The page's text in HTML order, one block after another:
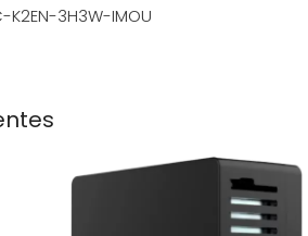
K2EN-3H3W-IMOU